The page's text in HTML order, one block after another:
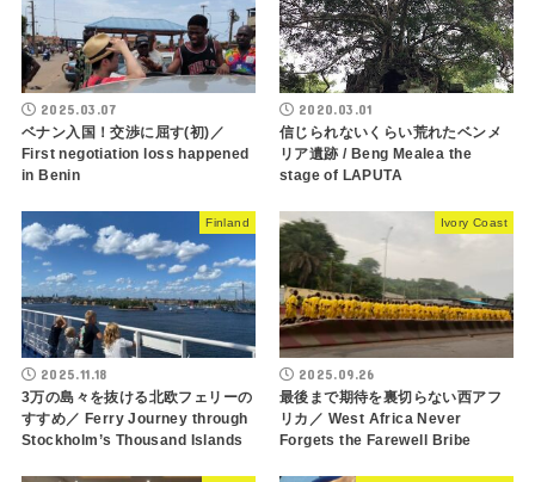
2025.03.07
ベナン入国！交渉に屈す(初)／
First negotiation loss happened
in Benin
2020.03.01
信じられないくらい荒れたベンメ
リア遺跡 / Beng Mealea the
stage of LAPUTA
Finland
2025.11.18
3万の島々を抜ける北欧フェリーの
すすめ／ Ferry Journey through
Stockholm’s Thousand Islands
Ivory Coast
2025.09.26
最後まで期待を裏切らない西アフ
リカ／ West Africa Never
Forgets the Farewell Bribe